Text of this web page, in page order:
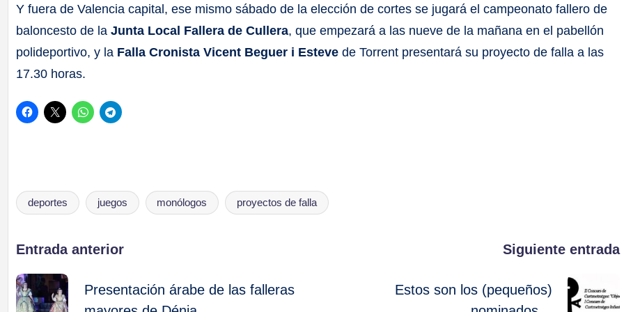
Y fuera de Valencia capital, ese mismo sábado de la elección de cortes se jugará el campeonato fallero de
baloncesto de la Junta Local Fallera de Cullera, que empezará a las nueve de la mañana en el pabellón
polideportivo, y la Falla Cronista Vicent Beguer i Esteve de Torrent presentará su proyecto de falla a las
17.30 horas.
Etiquetas:
deportes juegos monólogos proyectos de falla
Navegación
de
Entrada anterior
Presentación árabe de las falleras
Siguiente entrada
Estos son los (pequeños)